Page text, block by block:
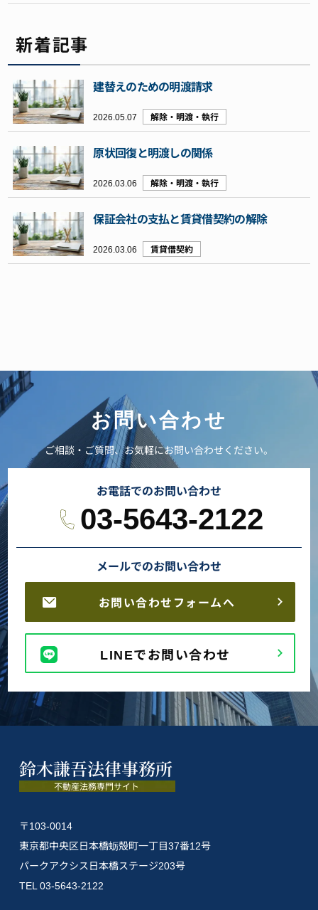
新着記事
建替えのための明渡請求
2026.05.07 解除・明渡・執行
原状回復と明渡しの関係
2026.03.06 解除・明渡・執行
保証会社の支払と賃貸借契約の解除
2026.03.06 賃貸借契約
お問い合わせ
ご相談・ご質問、お気軽にお問い合わせください。
お電話でのお問い合わせ
03-5643-2122
メールでのお問い合わせ
お問い合わせフォームへ
LINEでお問い合わせ
〒103-0014
東京都中央区日本橋蛎殻町一丁目37番12号
パークアクシス日本橋ステージ203号
TEL 03-5643-2122